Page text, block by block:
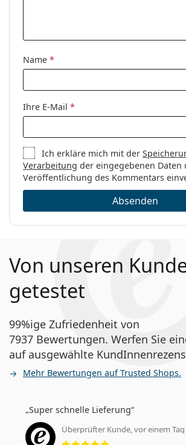
Name *
Ihre E-Mail *
Ich erkläre mich mit der
Verarbeitung der eingegebenen Daten
Veröffentlichung des Kommentars
Absenden
Von unseren
getestet
99%ige Zufriedenheit von
7937 Bewertungen. Werfen Sie
auf ausgewählte
Mehr Bewertungen auf Trusted Shops.
Super schnelle Lieferung
Überprüfter Kunde, vor einem Tag
Bewertung 5 aus 5